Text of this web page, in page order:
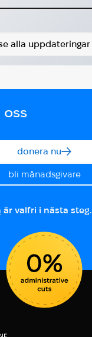
alla uppdateringar
oss
donera nu
bli månadsgivare
är valfri i nästa steg.